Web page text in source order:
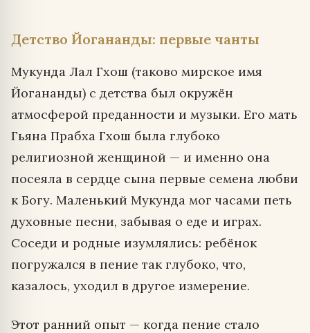
Детство Йогананды: первые чанты
Мукунда Лал Гхош (таково мирское имя
Йогананды) с детства был окружён
атмосферой преданности и музыки. Его мать
Гьяна Прабха Гхош была глубоко
религиозной женщиной — и именно она
посеяла в сердце сына первые семена любви
к Богу. Маленький Мукунда мог часами петь
духовные песни, забывая о еде и играх.
Соседи и родные изумлялись: ребёнок
погружался в пение так глубоко, что,
казалось, уходил в другое измерение.
Этот ранний опыт — когда пение стало